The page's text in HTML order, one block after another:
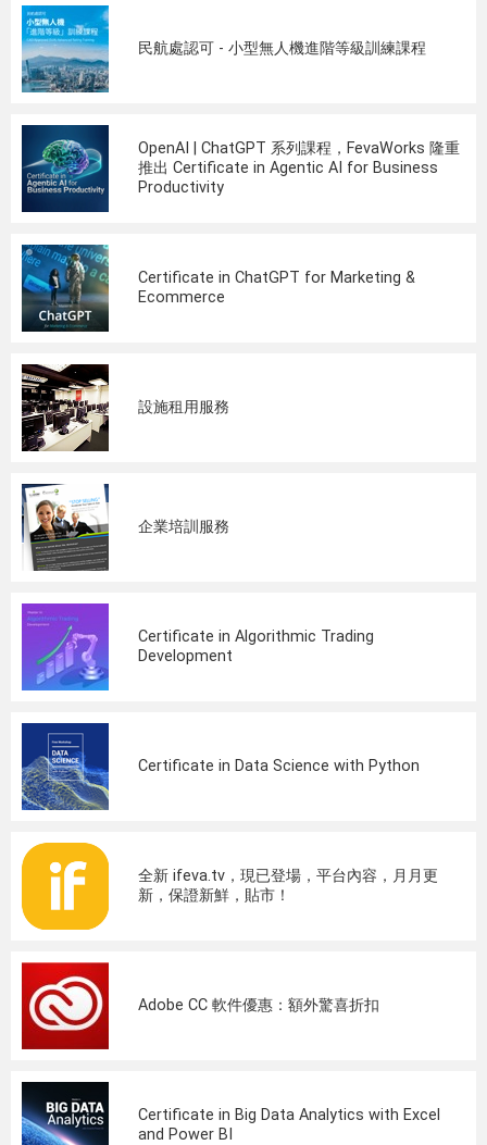
民航處認可 - 小型無人機進階等級訓練課程
OpenAI | ChatGPT 系列課程，FevaWorks 隆重
推出 Certificate in Agentic AI for Business
Productivity
Certificate in ChatGPT for Marketing &
Ecommerce
設施租用服務
企業培訓服務
Certificate in Algorithmic Trading
Development
Certificate in Data Science with Python
全新 ifeva.tv，現已登場，平台內容，月月更
新，保證新鮮，貼市！
Adobe CC 軟件優惠：額外驚喜折扣
Certificate in Big Data Analytics with Excel
and Power BI